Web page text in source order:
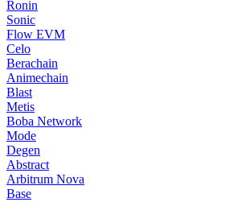
Ronin
Sonic
Flow EVM
Celo
Berachain
Animechain
Blast
Metis
Boba Network
Mode
Degen
Abstract
Arbitrum Nova
Base